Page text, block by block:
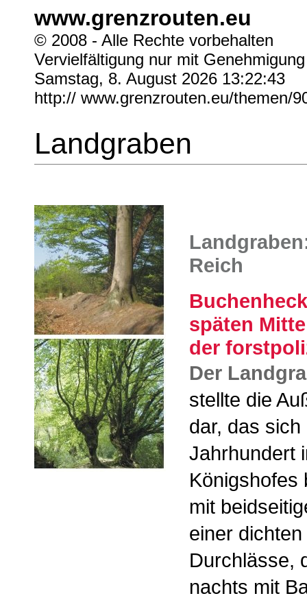
www.grenzrouten.eu
© 2008 - Alle Rechte vorbehalten
Vervielfältigung nur mit Genehmigung
Samstag, 8. August 2026 13:22:43
http:// www.grenzrouten.eu/themen/
Landgraben
Reich
späten
der
Der
stellte die
dar, das
Jahrhundert
Königshofes
mit
einer
Durchlässe,
nachts mit